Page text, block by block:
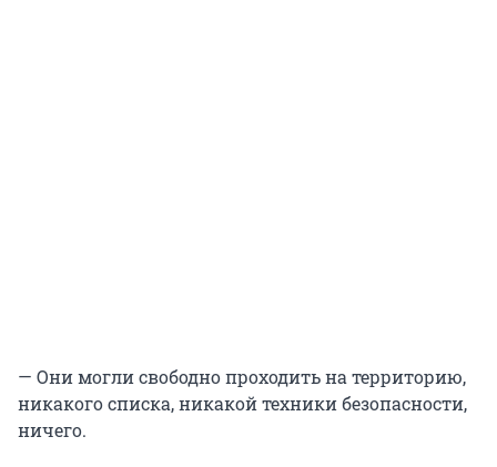
— Они могли свободно проходить на территорию,
никакого списка, никакой техники безопасности,
ничего.